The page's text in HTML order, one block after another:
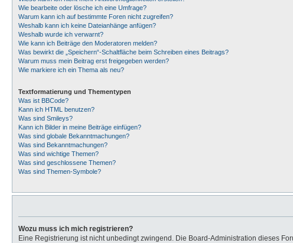
Wie bearbeite oder lösche ich eine Umfrage?
Warum kann ich auf bestimmte Foren nicht zugreifen?
Weshalb kann ich keine Dateianhänge anfügen?
Weshalb wurde ich verwarnt?
Wie kann ich Beiträge den Moderatoren melden?
Was bewirkt die „Speichern“-Schaltfläche beim Schreiben eines Beitrags?
Warum muss mein Beitrag erst freigegeben werden?
Wie markiere ich ein Thema als neu?
Textformatierung und Thementypen
Was ist BBCode?
Kann ich HTML benutzen?
Was sind Smileys?
Kann ich Bilder in meine Beiträge einfügen?
Was sind globale Bekanntmachungen?
Was sind Bekanntmachungen?
Was sind wichtige Themen?
Was sind geschlossene Themen?
Was sind Themen-Symbole?
Wozu muss ich mich registrieren?
Eine Registrierung ist nicht unbedingt zwingend. Die Board-Administration dieses